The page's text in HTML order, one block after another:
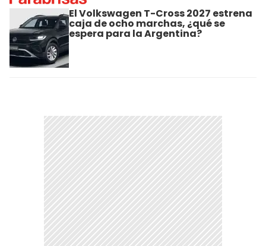
El Volkswagen T-Cross 2027 estrena
caja de ocho marchas, ¿qué se
espera para la Argentina?